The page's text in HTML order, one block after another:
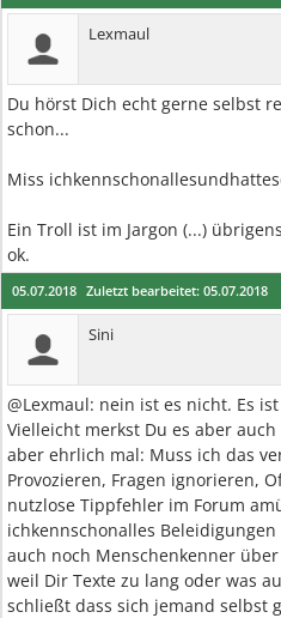
Lexmaul
Du hörst Dich echt gerne selbst
schon...
Miss
Ein Troll ist im Jargon (...)
ok.
05.07.2018 Zuletzt bearbeitet: 05.07.2018
Sini
@Lexmaul: nein ist es nicht. Es
Vielleicht merkst Du es aber
aber ehrlich mal: Muss ich das
Provozieren, Fragen ignorieren,
nutzlose Tippfehler im Forum
ichkennschonalles
auch noch Menschenkenner
weil Dir Texte zu lang oder was
schließt dass sich jemand selbst